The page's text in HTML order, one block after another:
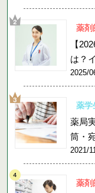
薬剤
【
は？
2025/
薬学
薬局
筒・
2021/
薬剤